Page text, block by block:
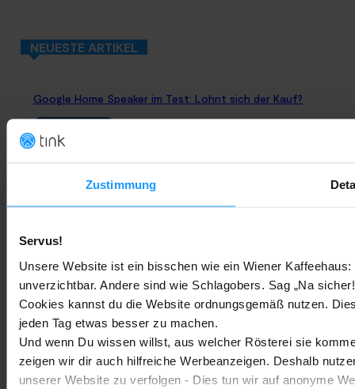
Zustimmung
Servus!
Unsere Website ist ein bisschen wie ein Wiener
unverzichtbar. Andere sind wie Schlagobers. Sag „Na
Cookies kannst du die Website ordnungsgemäß nutzen.
jeden Tag etwas besser zu machen.
Und wenn Du wissen willst, aus welcher Rösterei sie
zeigen wir dir auch hilfreiche Werbeanzeigen. Deshalb
unserer Website zu verfolgen - Dies tun wir auf anonyme
NEUESTE ARTIKEL
Google Home Speaker im Test: Lohnt sich der Kauf?
Google Home -
Sony WH-CH730N geleakt: Alles zu Sonys neuen Budget-
Kopfhörern
Trends & Technologien Marc - 2. August 2026
Homematic IP Kamera: Die neue Kamerafamilie im Überblick
Smarte Sicherheit Marc - 1. August 2026